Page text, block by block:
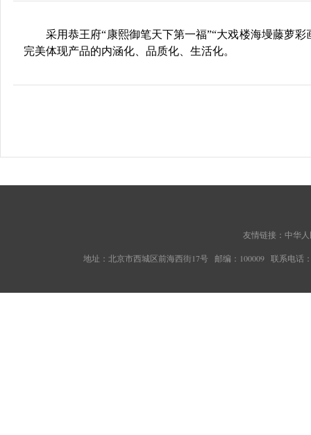
采用恭王府“康熙御笔天下第一福”“大戏楼海墁藤萝
完美体现产品的内涵化、品质化、生活化。
友情链接： 中华
地址：北京市西城区前海西街17号 邮编：100009 联系电话